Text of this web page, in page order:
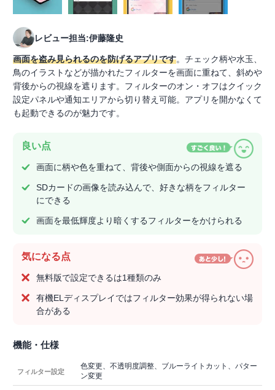
レビュー担当:伊藤隆史
画面を盗み見られるのを防げるアプリです。チェック柄や水玉、
鳥のイラストなどが描かれたフィルターを画面に重ねて、斜めや
背後からの視線を遮ります。フィルターのオン・オフはクイック
設定パネルや通知エリアから切り替え可能。アプリを開かなくて
も起動できるのが魅力です。
良い点
画面に柄や色を重ねて、背後や側面からの視線を遮る
SDカードの画像を読み込んで、好きな柄をフィルター
にできる
画面を最低輝度より暗くするフィルターをかけられる
気になる点
無料版で設定できるは1種類のみ
有機ELディスプレイではフィルター効果が得られない場
合がある
機能・仕様
フィルター設定
色変更、不透明度調整、ブルーライトカット、パター
ン変更